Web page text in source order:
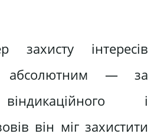
захисту інтересів
абсолютним — за
і
він міг захистити